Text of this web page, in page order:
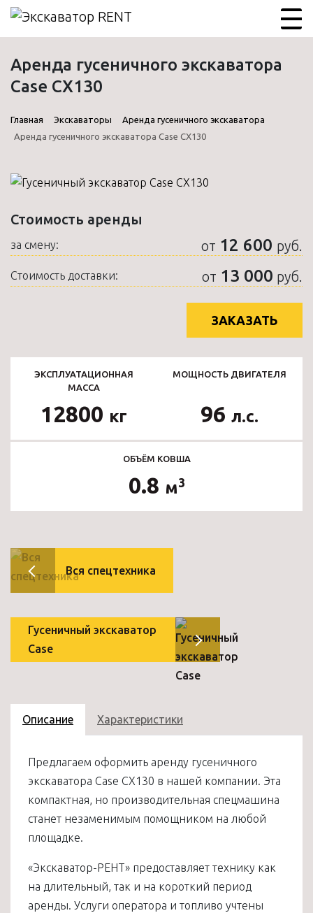
Аренда гусеничного экскаватора
Case CX130
Главная Экскаваторы
Аренда гусеничного экскаватора
Аренда гусеничного экскаватора Case CX130
Стоимость аренды
за смену: от 12 600 руб.
Стоимость доставки: от 13 000 руб.
ЗАКАЗАТЬ
ЭКСПЛУАТАЦИОННАЯ
МАССА
12800 кг
МОЩНОСТЬ ДВИГАТЕЛЯ
96 л.с.
ОБЪЁМ КОВША
0.8 м3
Вся спецтехника
Гусеничный экскаватор
Case
Описание Характеристики
Предлагаем оформить аренду гусеничного
экскаватора Case CX130 в нашей компании. Эта
компактная, но производительная спецмашина
станет незаменимым помощником на любой
площадке.
«Экскаватор-РЕНТ» предоставляет технику как
на длительный, так и на короткий период
аренды. Услуги оператора и топливо учтены